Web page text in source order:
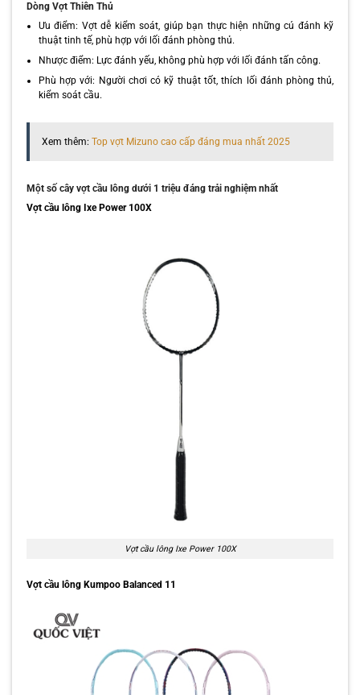
Dòng Vợt Thiên Thủ
Ưu điểm: Vợt dễ kiểm soát, giúp bạn thực hiện những cú đánh kỹ
thuật tinh tế, phù hợp với lối đánh phòng thủ.
Nhược điểm: Lực đánh yếu, không phù hợp với lối đánh tấn công.
Phù hợp với: Người chơi có kỹ thuật tốt, thích lối đánh phòng thủ,
kiểm soát cầu.
Xem thêm: Top vợt Mizuno cao cấp đáng mua nhất 2025
Một số cây vợt cầu lông dưới 1 triệu đáng trải nghiệm nhất
Vợt cầu lông Ixe Power 100X
Vợt cầu lông Ixe Power 100X
Vợt cầu lông Kumpoo Balanced 11